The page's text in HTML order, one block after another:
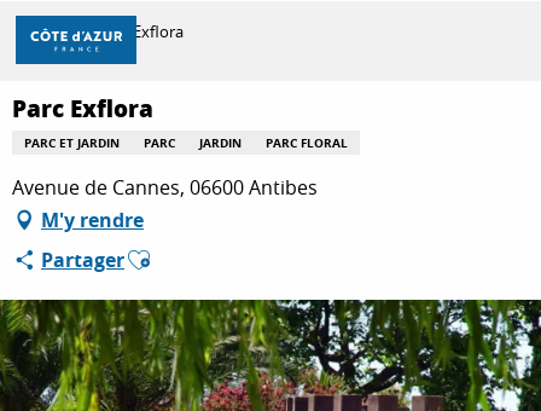
Aller
contenu
principal
DÉCOUVRIR
À FAIRE
SÉJOURNER
Accueil Parc Exflora
Parc Exflora
PARC ET JARDIN PARC JARDIN PARC FLORAL
Avenue de Cannes, 06600 Antibes
M'y rendre
PartagerAjouter aux favoris